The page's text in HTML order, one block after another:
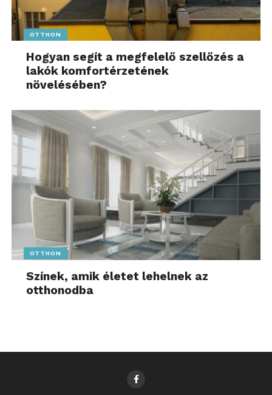
OTTHON
Hogyan segít a megfelelő szellőzés a
lakók komfortérzetének
növelésében?
OTTHON
Színek, amik életet lehelnek az
otthonodba